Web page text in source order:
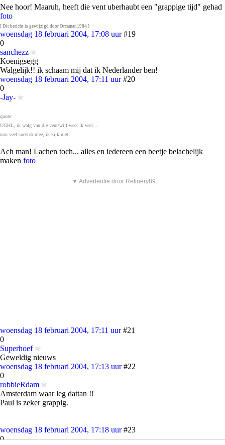
Nee hoor! Maaruh, heeft die vent uberhaubt een "grappige tijd" gehad
foto
[ Dit bericht is gewijzigd door Orcaman1984 ]
woensdag 18 februari 2004, 17:08 uur #19
0
sanchezz
Koenigsegg
Walgelijk!! ik schaam mij dat ik Nederlander ben!
woensdag 18 februari 2004, 17:11 uur #20
0
-Jay-
quote:
UGHL, ik walg van die vent/wijf weet ik veel....
nou veel suc6 dr mee, ik kijk niet!
Ach man! Lachen toch... alles en iedereen een beetje belachelijk
maken foto
▼ Advertentie door Refinery89
woensdag 18 februari 2004, 17:11 uur #21
0
Superhoef
Geweldig nieuws
woensdag 18 februari 2004, 17:13 uur #22
0
robbieRdam
Amsterdam waar leg dattan !!
Paul is zeker grappig.
woensdag 18 februari 2004, 17:18 uur #23
0